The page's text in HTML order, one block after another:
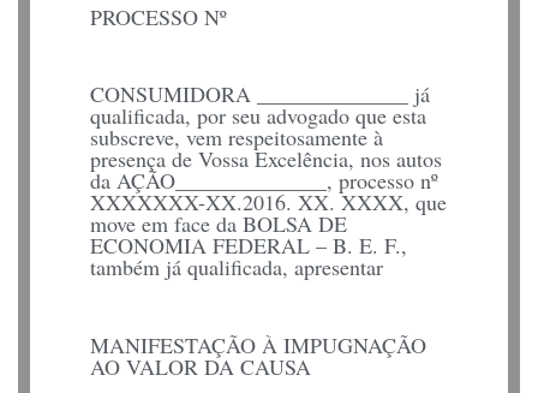
PROCESSO Nº
CONSUMIDORA ______________ já
qualificada, por seu advogado que esta
subscreve, vem respeitosamente à
presença de Vossa Excelência, nos autos
da AÇÃO______________, processo nº
XXXXXXX-XX.2016. XX. XXXX, que
move em face da BOLSA DE
ECONOMIA FEDERAL – B. E. F.,
também já qualificada, apresentar
MANIFESTAÇÃO À IMPUGNAÇÃO
AO VALOR DA CAUSA